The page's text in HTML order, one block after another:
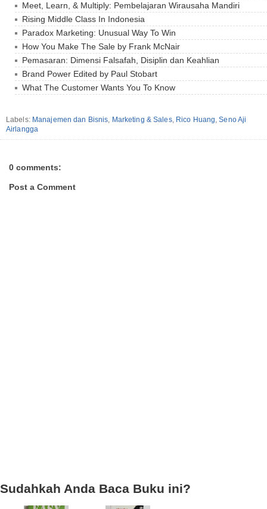
Meet, Learn, & Multiply: Pembelajaran Wirausaha Mandiri
Rising Middle Class In Indonesia
Paradox Marketing: Unusual Way To Win
How You Make The Sale by Frank McNair
Pemasaran: Dimensi Falsafah, Disiplin dan Keahlian
Brand Power Edited by Paul Stobart
What The Customer Wants You To Know
Labels: Manajemen dan Bisnis, Marketing & Sales, Rico Huang,Seno Aji
Airlangga
0 comments:
Post a Comment
Sudahkah Anda Baca Buku ini?